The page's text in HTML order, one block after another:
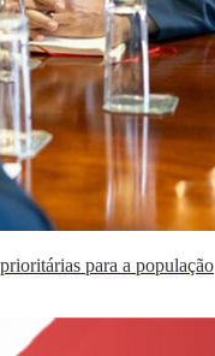
para a população